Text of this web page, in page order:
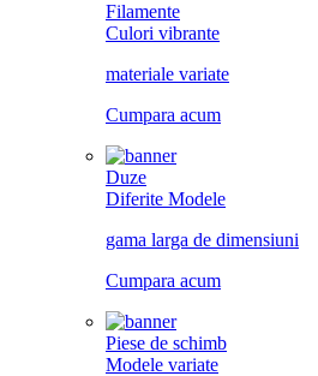
Filamente
Culori vibrante
materiale variate
Cumpara acum
Duze
Diferite Modele
gama larga de dimensiuni
Cumpara acum
Piese de schimb
Modele variate